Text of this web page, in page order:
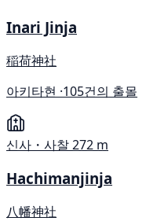
Inari Jinja
稲荷神社
아키타현 ·105건의 출몰
신사・사찰272 m
Hachimanjinja
八幡神社